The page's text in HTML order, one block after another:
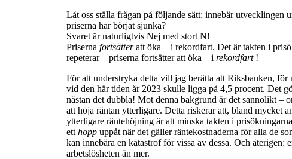
Låt oss ställa frågan på följande sätt: innebär utvecklingen
priserna har börjat sjunka?
Svaret är naturligtvis Nej med stort N!
Priserna fortsätteratt öka – i rekordfart. Det är takten i
repeterar – priserna fortsätter att öka – i rekordfart!
För att understryka detta vill jag berätta att Riksbanken, för
vid den här tiden år 2023 skulle ligga på 4,5 procent. Det
nästan det dubbla! Mot denna bakgrund är det sannolikt –
att höja räntan ytterligare. Detta riskerar att, bland mycket
ytterligare räntehöjning är att minska takten i
ett hopp uppåt när det gäller räntekostnaderna för alla de
kan innebära en katastrof för vissa av dessa. Och återigen:
arbetslösheten än mer.